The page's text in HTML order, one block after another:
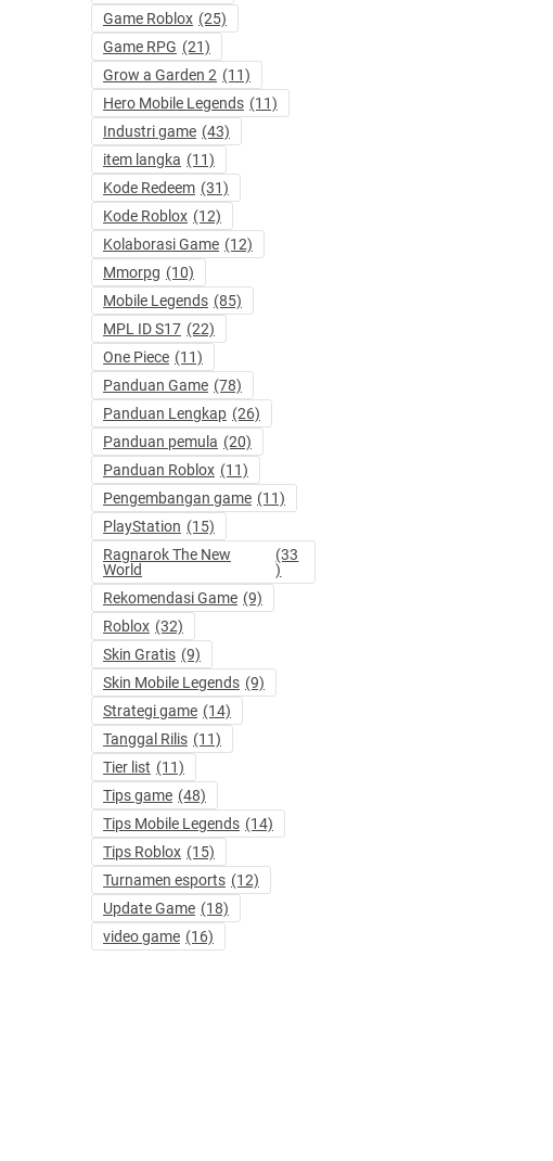
Game Roblox (25)
Game RPG (21)
Grow a Garden 2 (11)
Hero Mobile Legends (11)
Industri game (43)
item langka (11)
Kode Redeem (31)
Kode Roblox (12)
Kolaborasi Game (12)
Mmorpg (10)
Mobile Legends (85)
MPL ID S17 (22)
One Piece (11)
Panduan Game (78)
Panduan Lengkap (26)
Panduan pemula (20)
Panduan Roblox (11)
Pengembangan game (11)
PlayStation (15)
Ragnarok The New
World
(33
)
Rekomendasi Game (9)
Roblox (32)
Skin Gratis (9)
Skin Mobile Legends (9)
Strategi game (14)
Tanggal Rilis (11)
Tier list (11)
Tips game (48)
Tips Mobile Legends (14)
Tips Roblox (15)
Turnamen esports (12)
Update Game (18)
video game (16)